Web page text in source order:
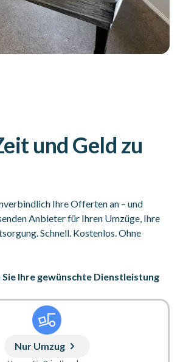
und Geld zu
Ihre Offerten an – und
Anbieter für Ihren Umzüge, Ihre
Schnell. Kostenlos. Ohne
Ihre gewünschte Dienstleistung
Nur Umzug